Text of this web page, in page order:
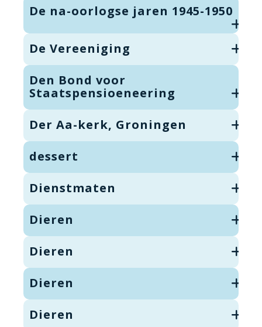
De na-oorlogse jaren 1945-1950
De Vereeniging
Den Bond voor
Staatspensioeneering
Der Aa-kerk, Groningen
dessert
Dienstmaten
Dieren
Dieren
Dieren
Dieren